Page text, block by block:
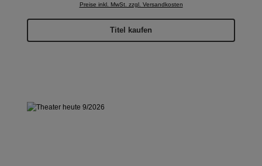
Preise inkl. MwSt. zzgl. Versandkosten
Titel kaufen